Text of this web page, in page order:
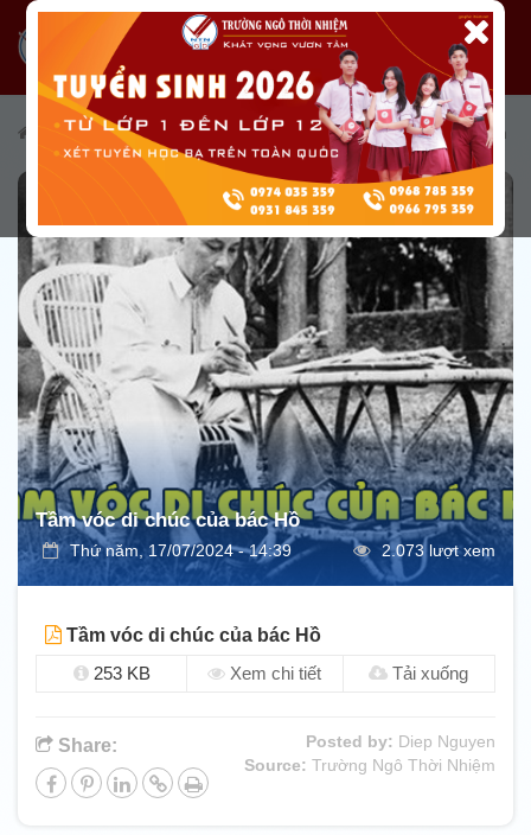
Giới thiệu/Cơ sở vật chất/Không gian văn hóa Hồ Chí Minh
Tầm vóc di chúc của bác Hồ
Thứ năm, 17/07/2024 - 14:39 2.073 lượt xem
Tầm vóc di chúc của bác Hồ
253 KB
Xem chi tiết Tải xuống
Share: Posted by: Diep Nguyen
Source: Trường Ngô Thời Nhiệm